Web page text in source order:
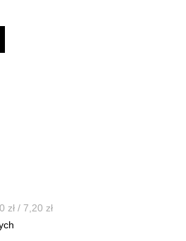
zł / 7,20 zł